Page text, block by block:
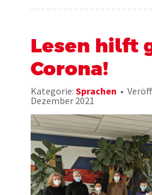
Lesen hilft
Corona!
Kategorie: Sprachen
Dezember 2021